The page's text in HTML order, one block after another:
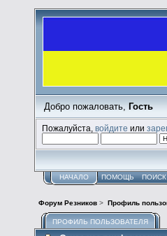
Добро пожаловать, Гость
Пожалуйста,войдите или
НАЧАЛО ПОМОЩЬ ПОИСК
Форум Резников > Профиль
ПРОФИЛЬ ПОЛЬЗОВАТЕЛЯ